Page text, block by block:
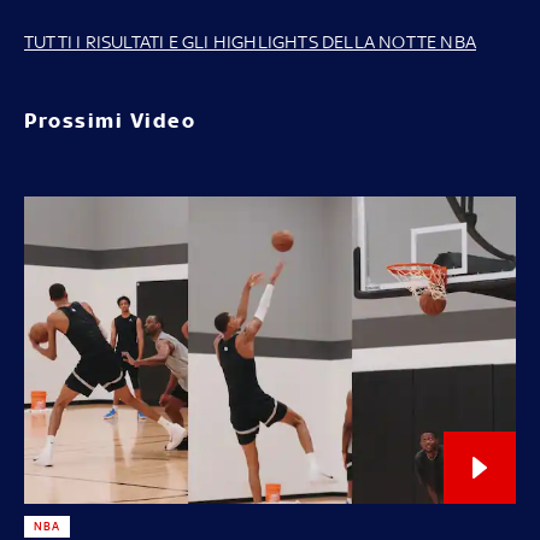
TUTTI I RISULTATI E GLI HIGHLIGHTS DELLA NOTTE NBA
Prossimi Video
NBA